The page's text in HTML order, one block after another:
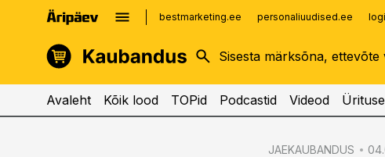
bestmarketing.ee personaliuudised.ee
kinnisvarauudised.ee
logistikauudised.ee
imelineajalugu.ee
Avaleht Kõik lood TOPid Podcastid Videod
JAEKAUBANDUS